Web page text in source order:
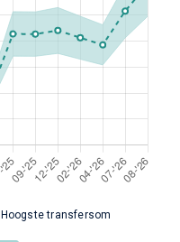
Hoogste transfersom